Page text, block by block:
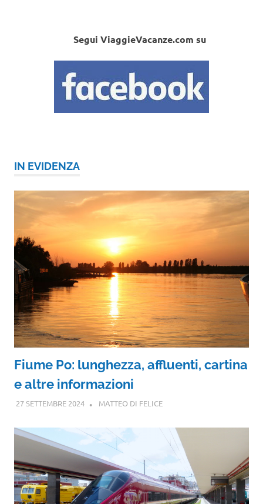
Segui ViaggieVacanze.com su
IN EVIDENZA
Fiume Po: lunghezza, affluenti, cartina
e altre informazioni
27 SETTEMBRE 2024 MATTEO DI FELICE